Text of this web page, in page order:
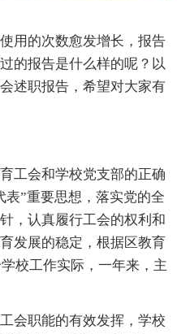
用的次数愈发增长，报告
的报告是什么样的呢？以
述职报告，希望对大家有
工会和学校党支部的正确
”重要思想，落实党的全
，认真履行工会的权利和
发展的稳定，根据区教育
校工作实际，一年来，主
会职能的有效发挥，学校